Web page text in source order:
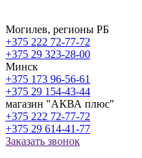
Могилев, регионы РБ
+375 222 72-77-72
+375 29 323-28-00
Минск
+375 173 96-56-61
+375 29 154-43-44
магазин "АКВА плюс"
+375 222 72-77-72
+375 29 614-41-77
Заказать звонок